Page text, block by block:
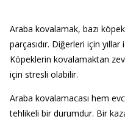
Araba kovalamak, bazı
parçasıdır. Diğerleri için yıllar
Köpeklerin kovalamaktan
için stresli olabilir.
Araba kovalamacası hem
tehlikeli bir durumdur. Bir